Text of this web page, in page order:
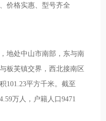
价格实惠、型号齐全
地处中山市南部，东与南
板芙镇交界，西北接南区
101.23平方千米。截至
万人，户籍人口9471